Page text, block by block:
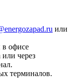
или
в офисе
или через
терминалов.